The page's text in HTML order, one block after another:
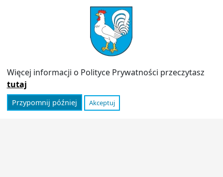
PRZYDATNE LINKI
Polityka prywatności
Informator
Więcej informacji o Polityce Prywatności przeczytasz
tutaj
Przypomnij później Akceptuj